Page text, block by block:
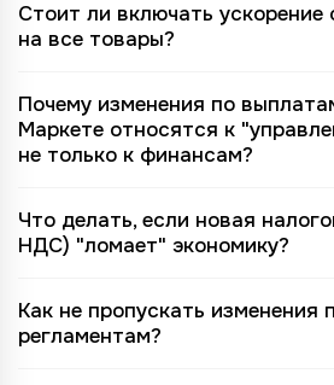
Стоит ли включать ускорение
на все товары?
Почему изменения по
Маркете относятся к
не только к финансам?
Что делать, если новая
НДС) "ломает" экономику?
Как не пропускать изменения
регламентам?